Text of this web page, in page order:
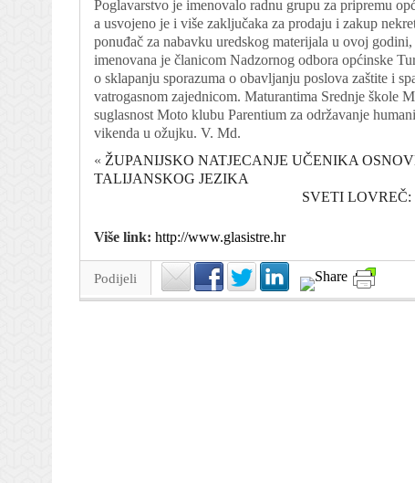
Poglavarstvo je imenovalo radnu grupu za pripremu
a usvojeno je i više zaključaka za prodaju i zakup
ponuđač za nabavku uredskog materijala u ovoj
imenovana je članicom Nadzornog odbora općinske
o sklapanju sporazuma o obavljanju poslova zaštite i
vatrogasnom zajednicom. Maturantima Srednje škole
suglasnost Moto klubu Parentium za održavanje
vikenda u ožujku. V. Md.
« ŽUPANIJSKO NATJECANJE UČENIKA
TALIJANSKOG JEZIKA
SVETI
Više link: http://www.glasistre.hr
Podijeli